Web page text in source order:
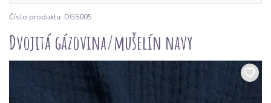
Číslo produktu: DGS005
Dvojitá gázovina/mušelín navy